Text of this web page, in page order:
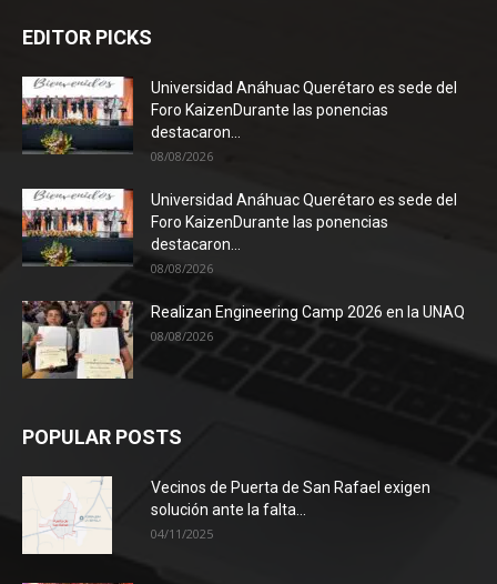
EDITOR PICKS
Universidad Anáhuac Querétaro es sede del
Foro KaizenDurante las ponencias
destacaron...
08/08/2026
Universidad Anáhuac Querétaro es sede del
Foro KaizenDurante las ponencias
destacaron...
08/08/2026
Realizan Engineering Camp 2026 en la UNAQ
08/08/2026
POPULAR POSTS
Vecinos de Puerta de San Rafael exigen
solución ante la falta...
04/11/2025